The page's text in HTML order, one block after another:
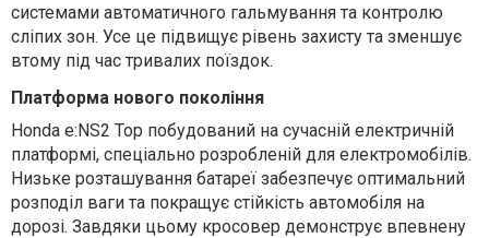
системами автоматичного гальмування та контролю
сліпих зон. Усе це підвищує рівень захисту та зменшує
втому під час тривалих поїздок.
Платформа нового покоління
Honda e:NS2 Top побудований на сучасній електричній
платформі, спеціально розробленій для електромобілів.
Низьке розташування батареї забезпечує оптимальний
розподіл ваги та покращує стійкість автомобіля на
дорозі. Завдяки цьому кросовер демонструє впевнену